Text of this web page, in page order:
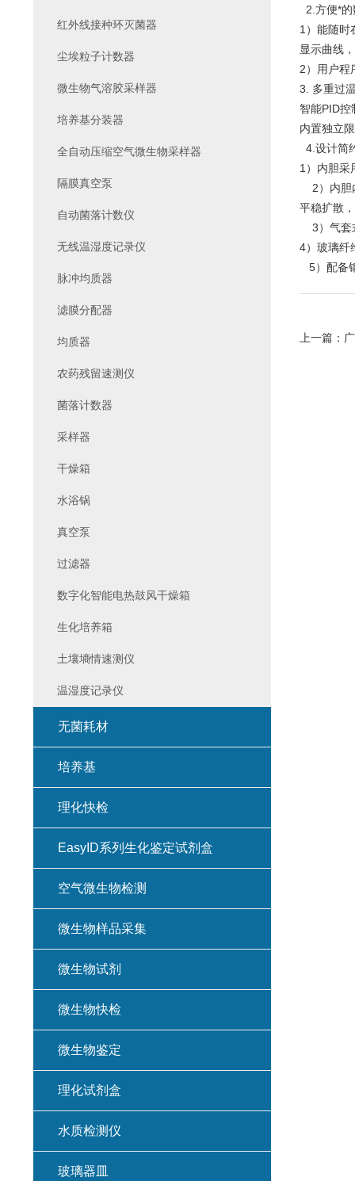
2.方便*
1）能随时
显示曲线
2）用户程
3. 多重过
智能PID控
内置独立
4.设计简
1）内胆采
2）内胆
平稳扩散
3）气套
4）玻璃纤
5）配备
上一篇：
红外线接种环灭菌器
尘埃粒子计数器
微生物气溶胶采样器
培养基分装器
全自动压缩空气微生物采样器
隔膜真空泵
自动菌落计数仪
无线温湿度记录仪
脉冲均质器
滤膜分配器
均质器
农药残留速测仪
菌落计数器
采样器
干燥箱
水浴锅
真空泵
过滤器
数字化智能电热鼓风干燥箱
生化培养箱
土壤墒情速测仪
温湿度记录仪
无菌耗材
培养基
理化快检
EasyID系列生化鉴定试剂盒
空气微生物检测
微生物样品采集
微生物试剂
微生物快检
微生物鉴定
理化试剂盒
水质检测仪
玻璃器皿